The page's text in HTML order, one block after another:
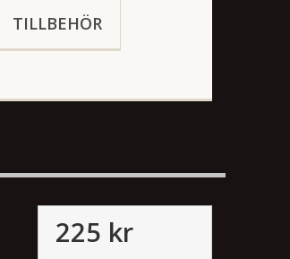
TILLBEHÖR
225 kr